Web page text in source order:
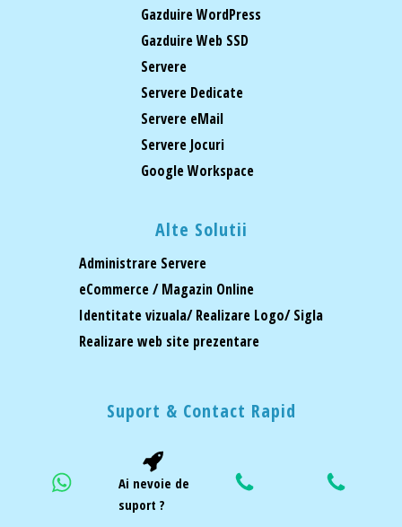
Gazduire WordPress
Gazduire Web SSD
Servere
Servere Dedicate
Servere eMail
Servere Jocuri
Google Workspace
Alte Solutii
Administrare Servere
eCommerce / Magazin Online
Identitate vizuala/ Realizare Logo/ Sigla
Realizare web site prezentare
Suport & Contact Rapid
Ai nevoie de
suport ?